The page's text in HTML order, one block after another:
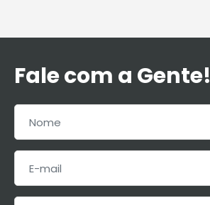
Fale com a Gente!